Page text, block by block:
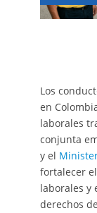
Los
en
laborales
conjunta
y el
fortalecer
laborales y
derechos